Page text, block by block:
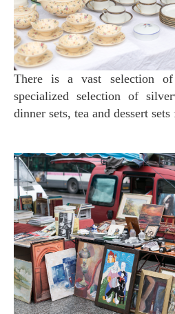
There is a vast selection
specialized selection of
dinner sets, tea and dessert